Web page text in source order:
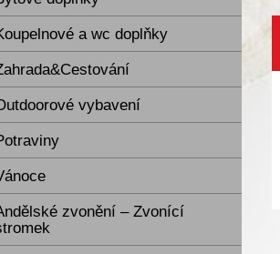
a wc doplňky
vybavení
zvonění – Zvonící